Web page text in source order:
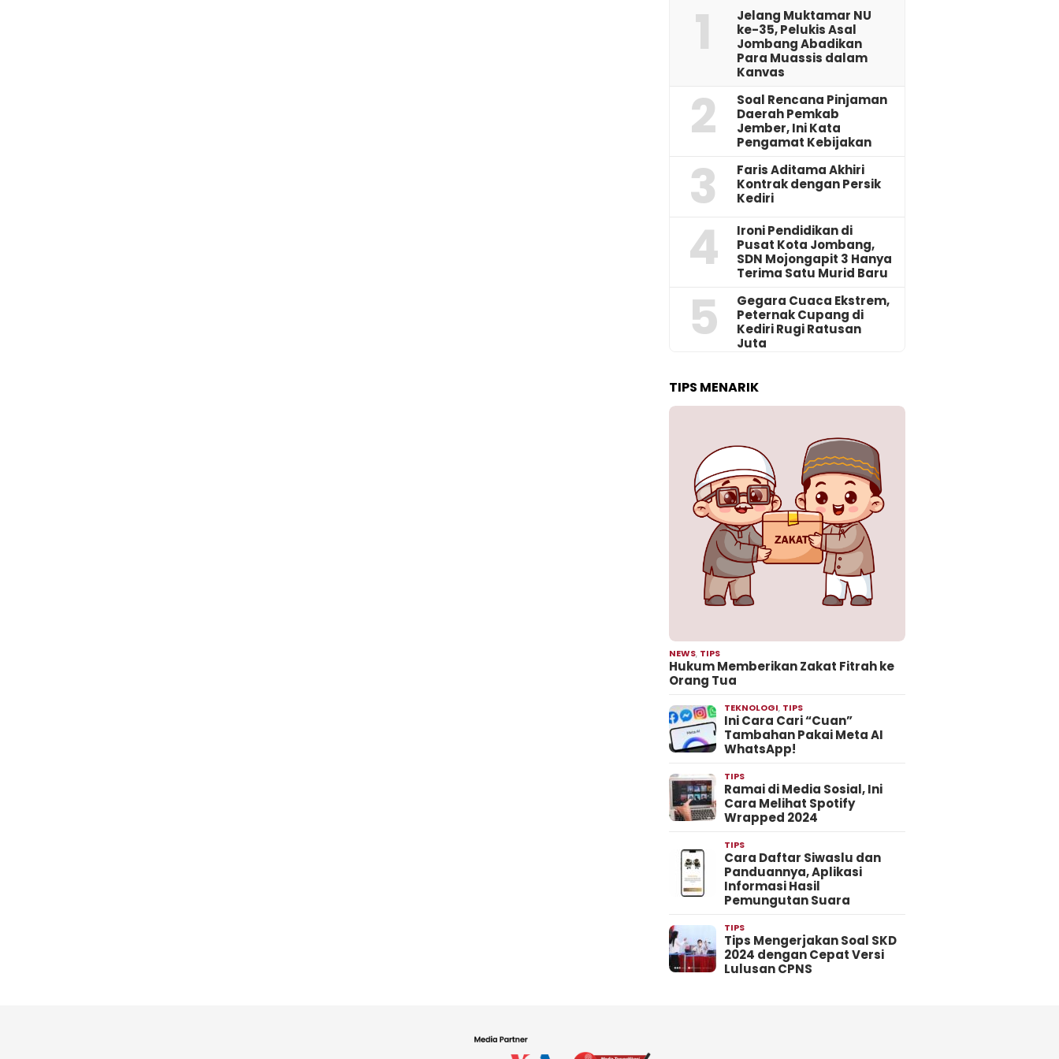
1
Jelang Muktamar NU
ke-35, Pelukis Asal
Jombang Abadikan
Para Muassis dalam
Kanvas
2
‎Soal Rencana Pinjaman
Daerah Pemkab
Jember, Ini Kata
Pengamat Kebijakan ‎
3
Faris Aditama Akhiri
Kontrak dengan Persik
Kediri
4
Ironi Pendidikan di
Pusat Kota Jombang,
SDN Mojongapit 3 Hanya
Terima Satu Murid Baru
5
‎Gegara Cuaca Ekstrem,
Peternak Cupang di
Kediri Rugi Ratusan
Juta
TIPS MENARIK
NEWS, TIPS
Hukum Memberikan Zakat Fitrah ke
Orang Tua
TEKNOLOGI, TIPS
Ini Cara Cari “Cuan”
Tambahan Pakai Meta AI
WhatsApp!
TIPS
Ramai di Media Sosial, Ini
Cara Melihat Spotify
Wrapped 2024
TIPS
Cara Daftar Siwaslu dan
Panduannya, Aplikasi
Informasi Hasil
Pemungutan Suara
TIPS
Tips Mengerjakan Soal SKD
2024 dengan Cepat Versi
Lulusan CPNS